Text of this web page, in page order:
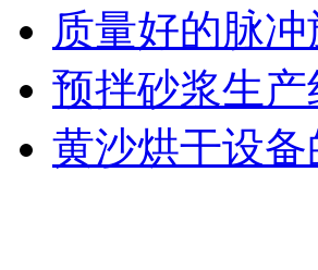
质量好的脉
预拌砂浆生
黄沙烘干设